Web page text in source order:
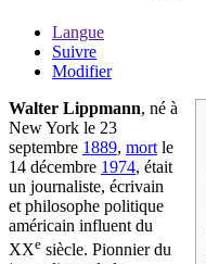
Langue
Suivre
Modifier
Walter Lippmann, né à
New York le 23
septembre 1889, mort le
14 décembre 1974, était
un journaliste, écrivain
et philosophe politique
américain influent du
XXe siècle. Pionnier du